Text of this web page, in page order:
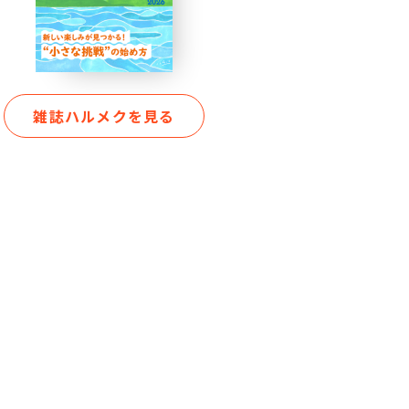
雑誌ハルメクを見る